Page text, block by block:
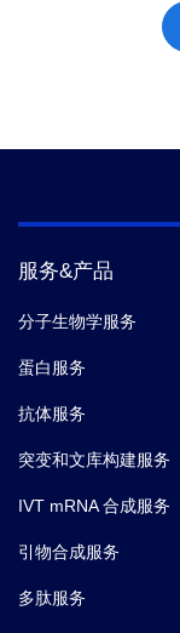
服务&产品
分子生物学服务
蛋白服务
抗体服务
突变和文库构建服务
IVT mRNA 合成服务
引物合成服务
多肽服务